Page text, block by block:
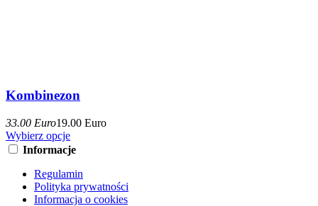
Kombinezon
33.00 Euro19.00 Euro
Wybierz opcje
Informacje
Regulamin
Polityka prywatności
Informacja o cookies